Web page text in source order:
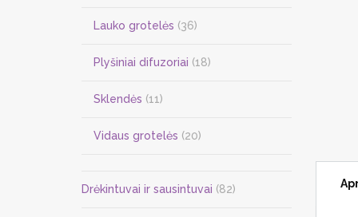
Lauko grotelės (36)
Plyšiniai difuzoriai (18)
Sklendės (11)
Vidaus grotelės (20)
Drėkintuvai ir sausintuvai (82)